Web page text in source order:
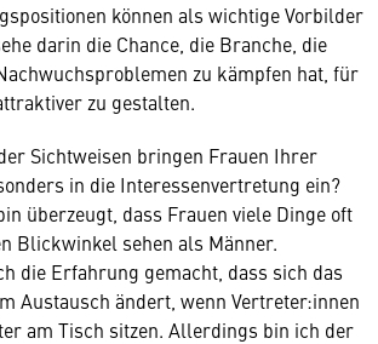
können als wichtige Vorbilder
darin die Chance, die Branche, die
zu kämpfen hat, für
zu gestalten.
Sichtweisen bringen Frauen Ihrer
in die Interessenvertretung ein?
überzeugt, dass Frauen viele Dinge oft
Blickwinkel sehen als Männer.
die Erfahrung gemacht, dass sich das
Austausch ändert, wenn Vertreter:innen
am Tisch sitzen. Allerdings bin ich der